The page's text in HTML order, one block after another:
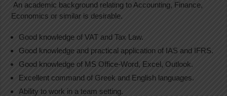
An academic background relating to Accounting, Finance,
Economics or similar is desirable.
Good knowledge of VAT and Tax Law.
Good knowledge and practical application of IAS and IFRS.
Good knowledge of MS Office-Word, Excel, Outlook.
Excellent command of Greek and English languages.
Ability to work in a team setting.